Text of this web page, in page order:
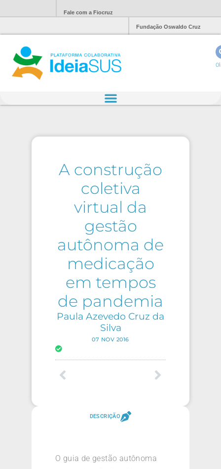
Fale com a Fiocruz
Fundação Oswaldo Cruz
A construção
coletiva
virtual da
gestão
autônoma de
medicação
em tempos
de pandemia
Paula Azevedo Cruz da
Silva
07 NOV 2016
DESCRIÇÃO
O guia de gestão autônoma